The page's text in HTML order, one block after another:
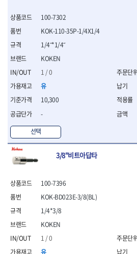
- 절연플라이어
- 절연전공칼
- 절연안전모
- 절연매트
- 방폭소켓
- 방폭라쳇핸들
- 방폭콤비네이션렌치
- 절연일자드라이버
- 절연별드라이버
- 절연드라이버세트
- 스트리퍼
- 자동스트리퍼
- 압착기
- 절연공구세트
- 절연비트홀다
- 절연비트홀다드라이버
- 방폭망치
- 절연L렌치
100-7302
KOKEN
1 / 0
유
10,300
-
선택
KOK-110-35P-1/4X1/4
1/4˝*1/4˝
3/8"비트아답타
100-7396
KOKEN
1 / 0
유
KOK-BD023E-3/8(BL)
1/4*3/8